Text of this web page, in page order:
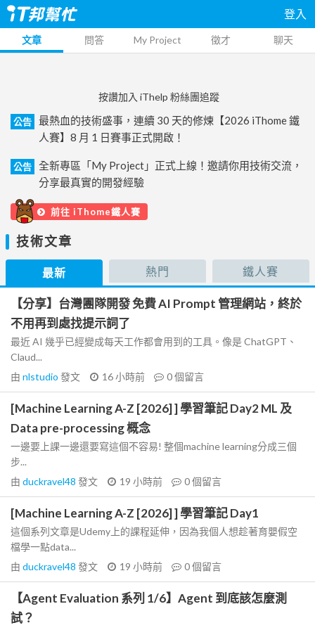
登入
文章 問答 My Project 徵才 聊天
按讚加入 iThelp 粉絲團追蹤
公告
最熱血的技術盛事，連續 30 天的修煉【2026 iThome 鐵
人賽】8 月 1 日賽事正式開啟！
公告
全新專區「My Project」正式上線！邀請你用技術交流，
分享最真實的開發經驗
前往 iThome鐵人賽
技術文章
最新 熱門 鐵人賽
【分享】台灣團隊開發 免費 AI Prompt 管理網站，終於
不用再到處找提示詞了
最近 AI 幾乎已經變成每天工作都會用到的工具。像是 ChatGPT、
Claud...
由 nlstudio 發文 16 小時前 0個留言
[Machine Learning A-Z [2026] ] 學習筆記 Day2 ML 及
Data pre-processing 概念
一邊要上課一邊還要寫這個不容易! 整個machine learning分成三個
步...
由 duckravel48 發文 19 小時前 0個留言
[Machine Learning A-Z [2026] ] 學習筆記 Day1
這個系列文章是Udemy上的課程延伸，因為我個人想趁著育嬰假空
檔學一點data...
由 duckravel48 發文 19 小時前 0個留言
【Agent Evaluation 系列 1/6】Agent 到底該怎麼測
試？